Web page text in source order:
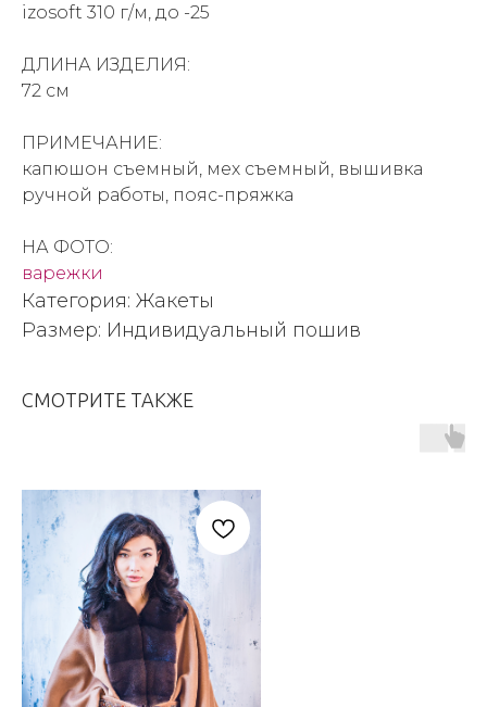
izosoft 310 г/м, до -25
ДЛИНА ИЗДЕЛИЯ:
72 см
ПРИМЕЧАНИЕ:
капюшон съемный, мех съемный, вышивка
ручной работы, пояс-пряжка
НА ФОТО:
варежки
Категория: Жакеты
Размер: Индивидуальный пошив
СМОТРИТЕ ТАКЖЕ